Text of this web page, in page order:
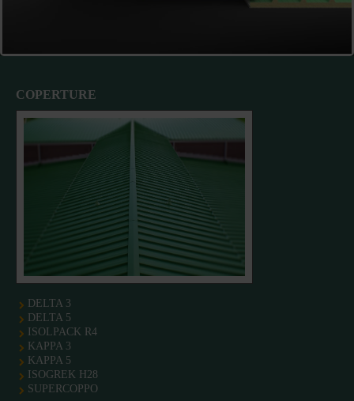
COPERTURE
DELTA 3
DELTA 5
ISOLPACK R4
KAPPA 3
KAPPA 5
ISOGREK H28
SUPERCOPPO